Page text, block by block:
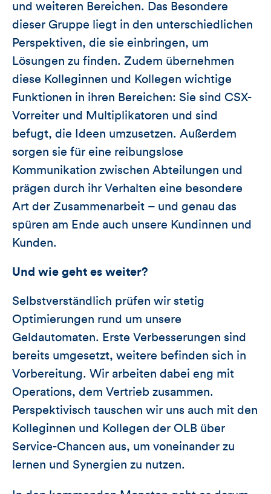
und weiteren Bereichen. Das Besondere
dieser Gruppe liegt in den unterschiedlichen
Perspektiven, die sie einbringen, um
Lösungen zu finden. Zudem übernehmen
diese Kolleginnen und Kollegen wichtige
Funktionen in ihren Bereichen: Sie sind CSX-
Vorreiter und Multiplikatoren und sind
befugt, die Ideen umzusetzen. Außerdem
sorgen sie für eine reibungslose
Kommunikation zwischen Abteilungen und
prägen durch ihr Verhalten eine besondere
Art der Zusammenarbeit – und genau das
spüren am Ende auch unsere Kundinnen und
Kunden.
Und wie geht es weiter?
Selbstverständlich prüfen wir stetig
Optimierungen rund um unsere
Geldautomaten. Erste Verbesserungen sind
bereits umgesetzt, weitere befinden sich in
Vorbereitung. Wir arbeiten dabei eng mit
Operations, dem Vertrieb zusammen.
Perspektivisch tauschen wir uns auch mit den
Kolleginnen und Kollegen der OLB über
Service-Chancen aus, um voneinander zu
lernen und Synergien zu nutzen.